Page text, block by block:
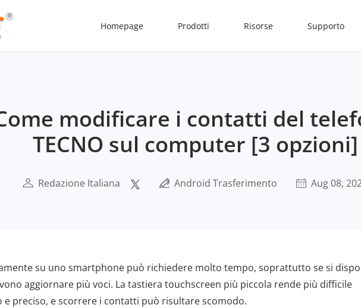
Homepage Prodotti Risorse Supporto
modificare i contatti del
TECNO sul computer [3 opzioni]
Redazione Italiana Android Trasferimento Aug 08,
su uno smartphone può richiedere molto tempo, soprattutto se si
aggiornare più voci. La tastiera touchscreen più piccola rende più difficile
preciso, e scorrere i contatti può risultare scomodo.